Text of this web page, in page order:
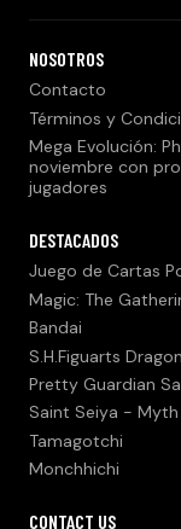
NOSOTROS
Contacto
Términos y
Mega Evolución:
noviembre con
jugadores
DESTACADOS
Juego de Cartas
Magic: The
Bandai
S.H.Figuarts
Pretty Guardian
Saint Seiya -
Tamagotchi
Monchhichi
CONTACT US